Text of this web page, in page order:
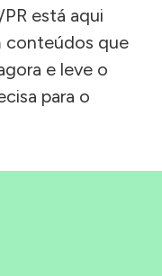
está aqui
conteúdos que
e leve o
para o